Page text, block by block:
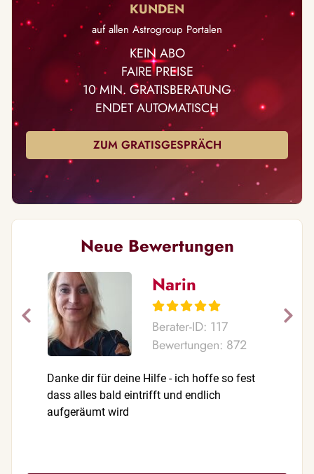
auf allen Astrogroup Portalen
KEIN ABO
FAIRE PREISE
10 MIN. GRATISBERATUNG
ENDET AUTOMATISCH
ZUM GRATISGESPRÄCH
Neue Bewertungen
Narin
Berater-ID: 117
Bewertungen: 872
Danke dir für deine Hilfe - ich hoffe so fest
dass alles bald eintrifft und endlich
aufgeräumt wird